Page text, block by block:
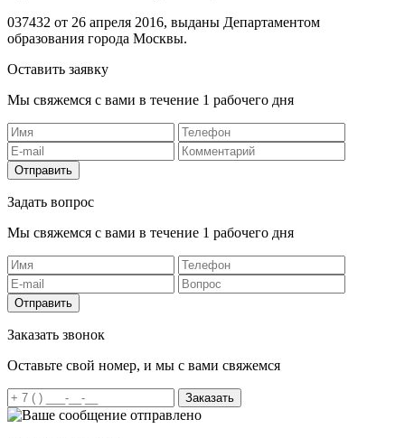
037432 от 26 апреля 2016, выданы Департаментом
образования города Москвы.
Оставить заявку
Мы свяжемся с вами в течение 1 рабочего дня
Отправить
Задать вопрос
Мы свяжемся с вами в течение 1 рабочего дня
Отправить
Заказать звонок
Оставьте свой номер, и мы с вами свяжемся
Заказать